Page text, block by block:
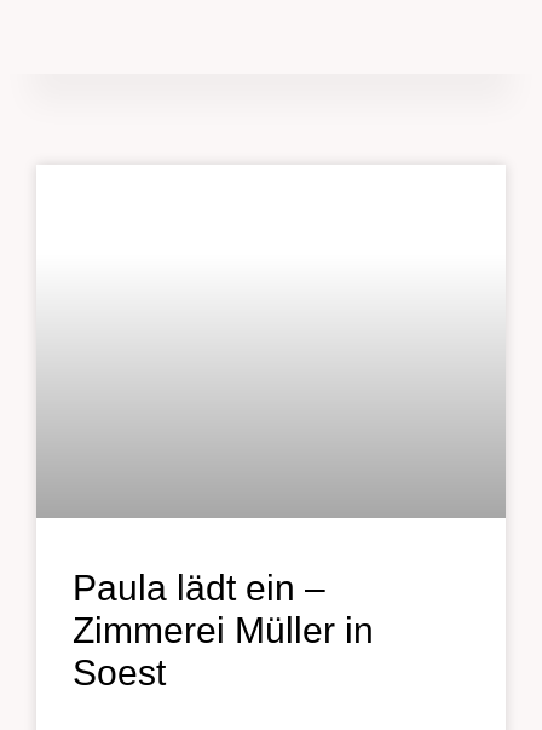
Paula lädt ein –
Zimmerei Müller in
Soest